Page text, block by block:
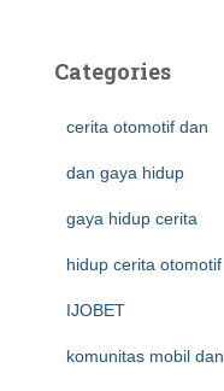
Categories
cerita otomotif dan
dan gaya hidup
gaya hidup cerita
hidup cerita otomotif
IJOBET
komunitas mobil dan